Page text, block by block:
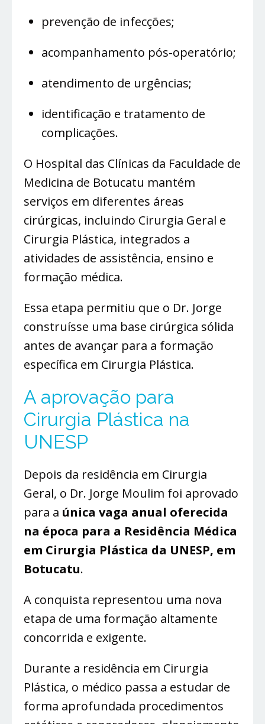
prevenção de infecções;
acompanhamento pós-operatório;
atendimento de urgências;
identificação e tratamento de
complicações.
O Hospital das Clínicas da Faculdade de
Medicina de Botucatu mantém
serviços em diferentes áreas
cirúrgicas, incluindo Cirurgia Geral e
Cirurgia Plástica, integrados a
atividades de assistência, ensino e
formação médica.
Essa etapa permitiu que o Dr. Jorge
construísse uma base cirúrgica sólida
antes de avançar para a formação
específica em Cirurgia Plástica.
A aprovação para
Cirurgia Plástica na
UNESP
Depois da residência em Cirurgia
Geral, o Dr. Jorge Moulim foi aprovado
para a única vaga anual oferecida
na época para a Residência Médica
em Cirurgia Plástica da UNESP, em
Botucatu.
A conquista representou uma nova
etapa de uma formação altamente
concorrida e exigente.
Durante a residência em Cirurgia
Plástica, o médico passa a estudar de
forma aprofundada procedimentos